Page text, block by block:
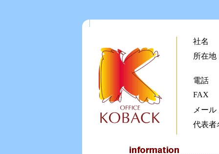
社名
所在地
電話
FAX
メール
代表者